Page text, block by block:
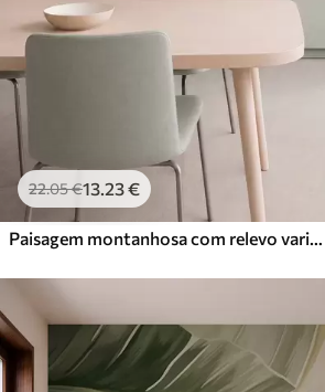
22.05€13.23€
Paisagem montanhosa com relevo variado